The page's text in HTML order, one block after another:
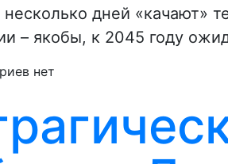
дней «качают»
– якобы, к 2045 году
нет